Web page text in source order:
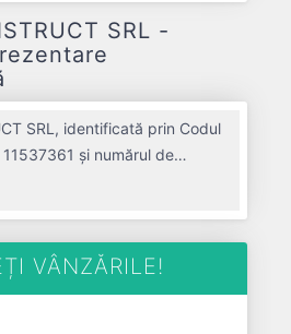
SRL -
SRL, identificată prin Codul
și numărul de
sediul social poziționat în
în judetul ALBA, compania
VÂNZĂRILE!